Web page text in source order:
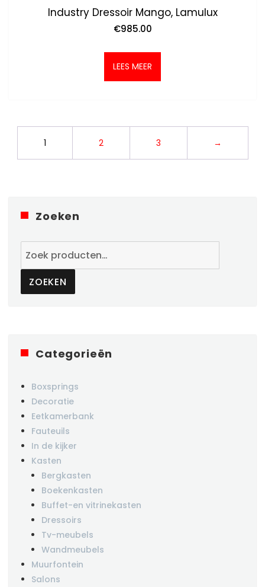
Industry Dressoir Mango, Lamulux
€985.00
LEES MEER
1 2 3 →
Zoeken
ZOEKEN
Categorieën
Boxsprings
Decoratie
Eetkamerbank
Fauteuils
In de kijker
Kasten
Bergkasten
Boekenkasten
Buffet-en vitrinekasten
Dressoirs
Tv-meubels
Wandmeubels
Muurfontein
Salons